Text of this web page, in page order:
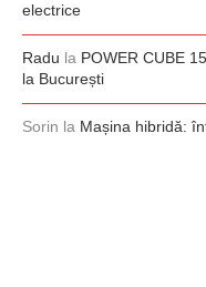
electrice
Radu la POWER CUBE
la București
Sorin la Mașina hibridă: